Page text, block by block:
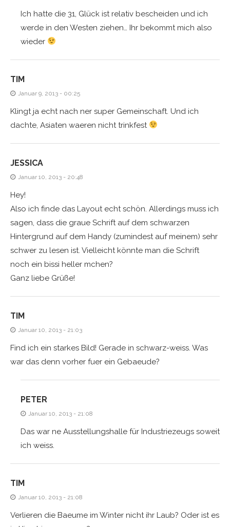
Ich hatte die 31, Glück ist relativ bescheiden und ich
werde in den Westen ziehen… Ihr bekommt mich also
wieder
TIM
Januar 9, 2013 - 00:25
Klingt ja echt nach ner super Gemeinschaft. Und ich
dachte, Asiaten waeren nicht trinkfest
JESSICA
Januar 10, 2013 - 20:48
Hey!
Also ich finde das Layout echt schön. Allerdings muss ich
sagen, dass die graue Schrift auf dem schwarzen
Hintergrund auf dem Handy (zumindest auf meinem) sehr
schwer zu lesen ist. Vielleicht könnte man die Schrift
noch ein bissi heller mchen?
Ganz liebe Grüße!
TIM
Januar 10, 2013 - 21:03
Find ich ein starkes Bild! Gerade in schwarz-weiss. Was
war das denn vorher fuer ein Gebaeude?
PETER
Januar 10, 2013 - 21:08
Das war ne Ausstellungshalle für Industriezeugs soweit
ich weiss.
TIM
Januar 10, 2013 - 21:08
Verlieren die Baeume im Winter nicht ihr Laub? Oder ist es